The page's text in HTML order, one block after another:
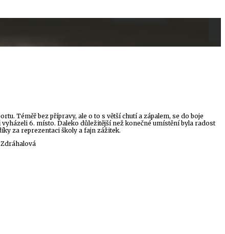
Téměř bez přípravy, ale o to s větší chutí a zápalem, se do boje
6. místo. Daleko důležitější než konečné umístění byla radost
za reprezentaci školy a fajn zážitek.
Zdráhalová